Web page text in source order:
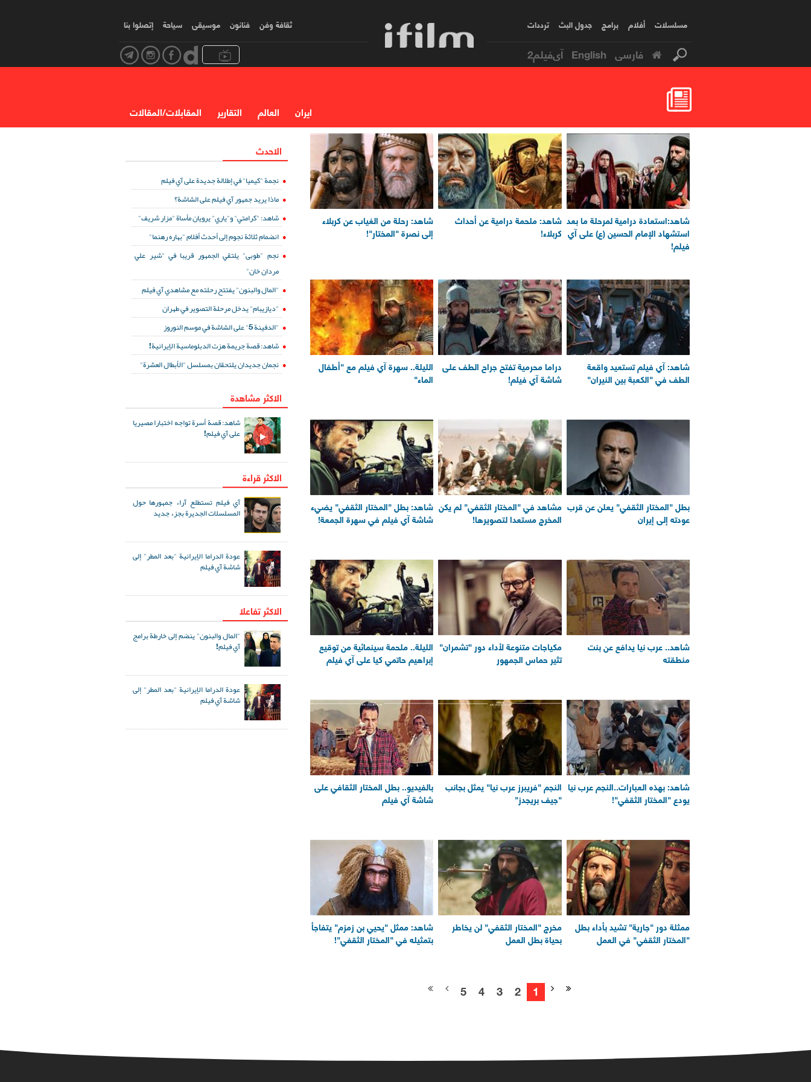
مسلسلات أفلام برامج جدول البث ترددات ثقافة وفن فنانون موسیقی سياحة إتصلوا بنا
فارسی English آی‌فیلم2
المقابلات/المقالات التقارير العالم ایران
شاهد:استعادة درامية لمرحلة ما بعد
استشهاد الإمام الحسين (ع) على آي
فيلم!
شاهد: ملحمة درامية عن أحداث
كربلاء!
شاهد: رحلة من الغياب عن كربلاء
إلى نصرة "المختار"!
الليلة.. سهرة آي فيلم مع "أطفال
الماء"
دراما محرمية تفتح جراح الطف على
شاشة آي فيلم!
شاهد: آي فيلم تستعيد واقعة
الطف في "الكعبة بين النيران"
شاهد: بطل "المختار الثقفي" يضيء
شاشة آي فيلم في سهرة الجمعة!
مشاهد في "المختار الثقفي" لم يكن
المخرج مستعدا لتصويرها!
بطل "المختار الثقفي" يعلن عن قرب
عودته إلى إيران
الليلة.. ملحمة سينمائية من توقيع
إبراهيم حاتمي كيا على آي فيلم
مكياجات متنوعة لأداء دور "تشمران"
تثير حماس الجمهور
شاهد.. عرب نيا يدافع عن بنت
منطقته
بالفيديو.. بطل المختار الثقافي على
شاشة آي فيلم
النجم "فريبرز عرب نيا" يمثل بجانب
"جيف بريجدز"
شاهد: بهذه العبارات..النجم عرب نيا
يودع "المختار الثقفي"!
شاهد: ممثل "يحيي بن زمزم" يتفاجأ
بتمثيله في "المختار الثقفي"!
مخرج "المختار الثقفي" لن يخاطر
بحياة بطل العمل
ممثلة دور "جارية" تشيد بأداء بطل
"المختار الثقفي" في العمل
1
2
3
4
5
الاحدث
نجمة "كيميا" في إطلالة جديدة على آي فيلم
ماذا يريد جمهور آي فيلم على الشاشة؟
شاهد: "كرامتي" و"ياري" يرويان مأساة "مزار شريف"
انضمام ثلاثة نجوم إلى أحدث أفلام "بهاره رهنما"
نجم "طوبى" يلتقي الجمهور قريبا في "شير علي
مردان خان"
"المال والبنون" يفتتح رحلته مع مشاهدي آي فيلم
"ديازيبام" يدخل مرحلة التصوير في طهران
"الدفينة 5" على الشاشة في موسم النوروز
شاهد: قصة جريمة هزت الدبلوماسية الإيرانية!
نجمان جديدان يلتحقان بمسلسل "الأبطال العشرة"
الاكثر مشاهدة
شاهد: قصة أسرة تواجه اختبارا مصيريا
على آي فيلم!
الاكثر قراءة
آي فيلم تستطلع آراء جمهورها حول
المسلسلات الجديرة بجزء جديد
عودة الدراما الإيرانية "بعد المطر" إلى
شاشة آي فيلم
الاکثر تفاعلا
"المال والبنون" ينضم إلى خارطة برامج
آي فيلم!
عودة الدراما الإيرانية "بعد المطر" إلى
شاشة آي فيلم